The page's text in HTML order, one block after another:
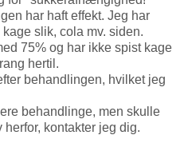
har haft effekt. Jeg har
slik, cola mv. siden.
75% og har ikke spist kage
hertil.
behandlingen, hvilket jeg
behandlinge, men skulle
kontakter jeg dig.